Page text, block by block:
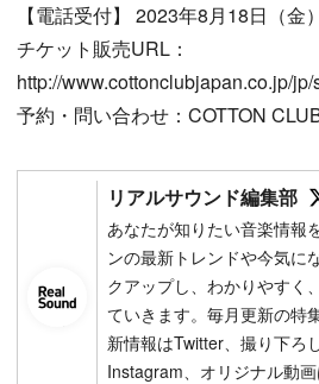
【電話受付】 2023年8月18日（金
チケット販売URL：
http://www.cottonclubjapan.co.jp/
予約・問い合わせ：COTTON
リアルサウンド編集部
あなたが知りたい音楽情報
ンの最新トレンドや今気に
クアップし、わかりやすく
ていきます。毎月更新の特
新情報はTwitter、撮り下ろ
Instagram、オリジナル動画